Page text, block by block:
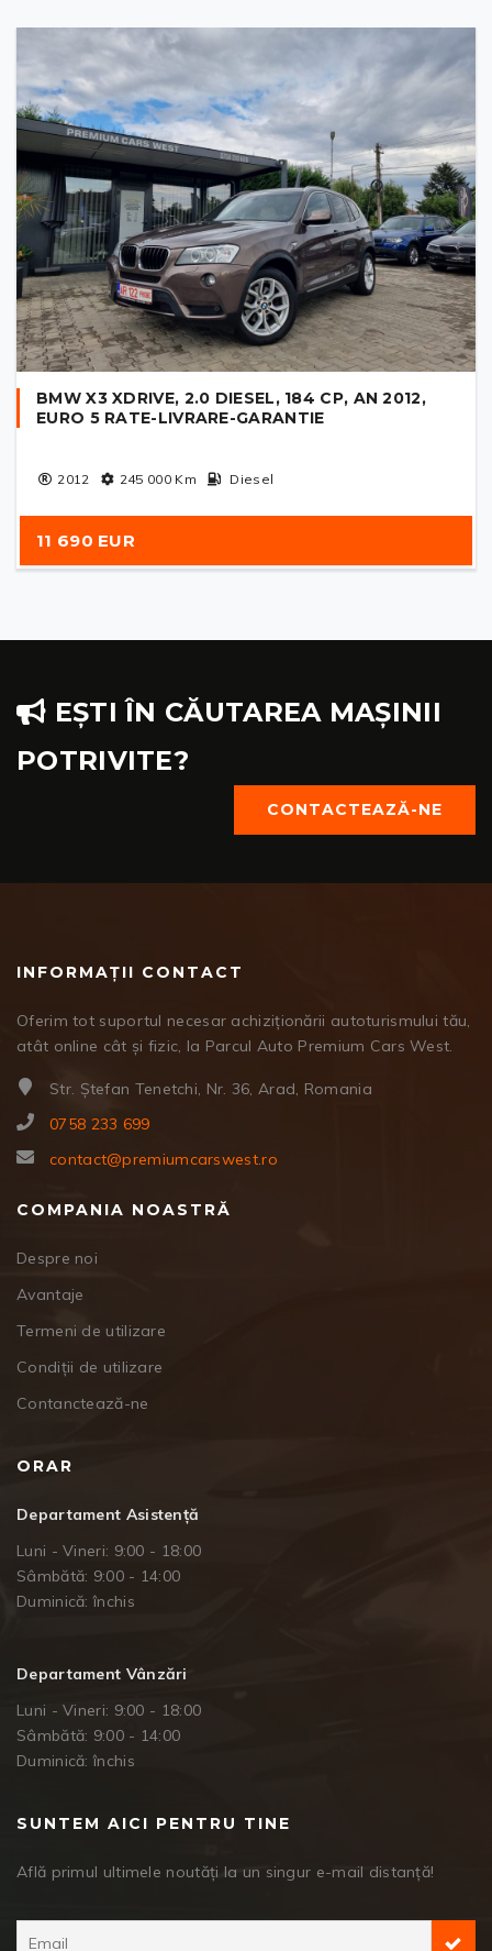
BMW X3 XDRIVE, 2.0 DIESEL, 184 CP, AN 2012,
EURO 5 RATE-LIVRARE-GARANTIE
2012 245 000Km Diesel
11 690 EUR
EȘTI ÎN CĂUTAREA MAȘINII
POTRIVITE?
CONTACTEAZĂ-NE
INFORMAȚII CONTACT
Oferim tot suportul necesar achiziționării autoturismului tău,
atât online cât și fizic, la Parcul Auto Premium Cars West.
Str. Ștefan Tenetchi, Nr. 36, Arad, Romania
0758 233 699
contact@premiumcarswest.ro
COMPANIA NOASTRĂ
Despre noi
Avantaje
Termeni de utilizare
Condiții de utilizare
Contanctează-ne
ORAR
Departament Asistență
Luni - Vineri: 9:00 - 18:00
Sâmbătă: 9:00 - 14:00
Duminică: închis
Departament Vânzări
Luni - Vineri: 9:00 - 18:00
Sâmbătă: 9:00 - 14:00
Duminică: închis
SUNTEM AICI PENTRU TINE
Află primul ultimele noutăți la un singur e-mail distanță!